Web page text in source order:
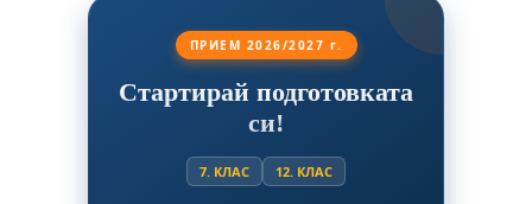
ПРИЕМ 2026/2027 г.
Стартирай подготовката
си!
7. КЛАС 12. КЛАС